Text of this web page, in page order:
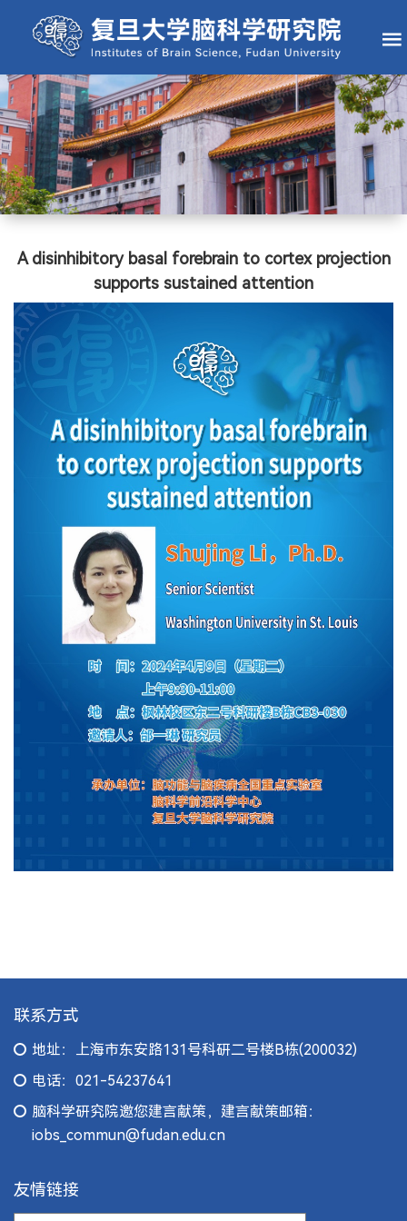
A disinhibitory basal forebrain to cortex projection
supports sustained attention
联系方式
地址：上海市东安路131号科研二号楼B栋(200032)
电话：021-54237641
脑科学研究院邀您建言献策，建言献策邮箱：
iobs_commun@fudan.edu.cn
友情链接